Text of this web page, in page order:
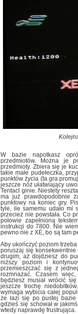
W bazie napotkasz
przedmiotów. Można je
przedmioty. Zbiera się je
takie małe pudełeczka,
punktów życia (ta gra
jeszcze nóż ułatwiający
Tentacl ginie. Niestety
ma już prawdopodobnie
punktowy na koniec gry.
tyle, ile samemu udało mi
przecież nie powstała. Co
połowie zapełnioną
instrukcji do 7800. Nie
pewno nie z XE, bo są tam
Aby ukończyć poziom
poruszaj się
drugim, aż dojdziesz do
niższy poziom i
przemieszczać się z
rozmnażać. Czasem
będziesz musiał wrócić
jeszcze trochę
wymaga wybicia całej
że łazi się po pustej bazie
gdzieś się schował w
wtedy naprawdę frustrująca.